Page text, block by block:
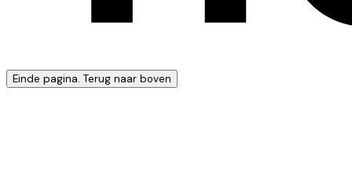
Einde pagina. Terug naar boven